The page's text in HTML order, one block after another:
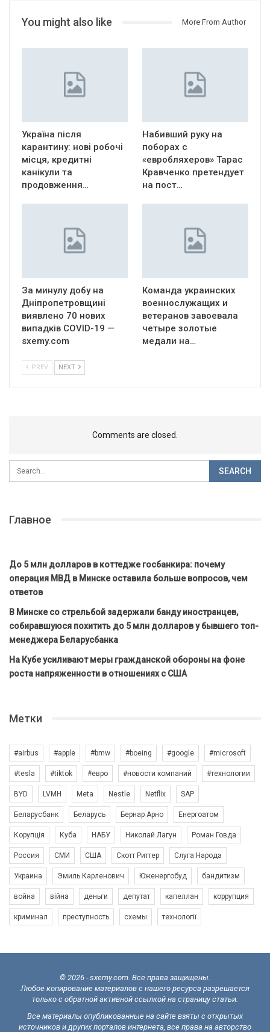
You might also like More From Author
Україна після
карантину: нові робочі
місця, кредитні
канікули та
продовження…
Набивший руку на
поборах с
«евробляхеров» Тарас
Кравченко претендует
на пост…
За минулу добу на
Дніпропетровщині
виявлено 70 нових
випадків COVID-19 —
sxemy.com
Команда украинских
военнослужащих и
ветеранов завоевала
четыре золотые
медали на…
PREV NEXT
Comments are closed.
Главное
До 5 млн долларов в коттедже госбанкира: почему
операция МВД в Минске оставила больше вопросов, чем
ответов
В Минске со стрельбой задержали банду иностранцев,
собиравшуюся похитить до 5 млн долларов у бывшего топ-
менеджера Беларусбанка
На Кубе усиливают меры гражданской обороны на фоне
роста напряженности в отношениях с США
Метки
#airbus #apple #bmw #boeing #google #microsoft
#tesla #tiktok #евро #новости компаний #технологии
BYD LVMH Meta Nestle Netflix SAP
Беларусбанк Беларусь Бернар Арно Енергоатом
Корупція Куба НАБУ Николай Лагун Роман Говда
Россия СМИ США Скотт Риттер Слуга Народа
Украина Эмиль Карленович Юженергобуд бандитизм
война війна деньги депутат капеллан коррупция
криминал преступность схемы технології
© 2026 - sxemy.com. Все права защищены.
Любое копирование материалов с нашего ресурса разрешается
только с обратной активной ссылкой на страницу статьи.
Все материалы опубликованные на сайте взяты с открытых
источников и других порталов интернета, все права на авторство